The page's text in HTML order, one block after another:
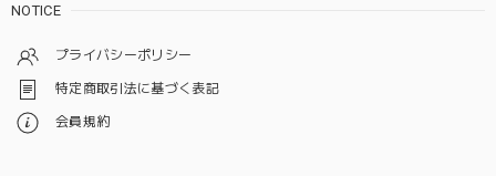
NOTICE
プライバシーポリシー
特定商取引法に基づく表記
会員規約